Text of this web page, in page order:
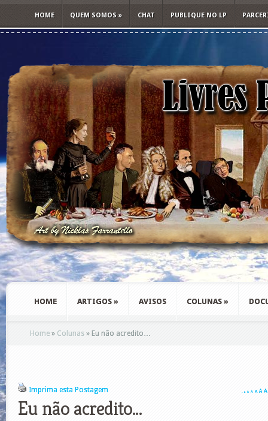
HOME QUEM SOMOS » CHAT PUBLIQUE NO LP
HOME ARTIGOS » AVISOS COLUNAS »
Home » Colunas » Eu não acredito…
Imprima esta Postagem A A A A A A A
Eu não acredito…